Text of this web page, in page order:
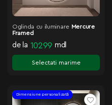
Oglinda cu iluminare Mercure
Framed
de la 10299 mdl
Selectati marime
Dimensiune personalizată